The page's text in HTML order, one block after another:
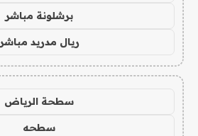
برشلونة مباشر
ريال مدريد مباشر
سطحة الرياض
سطحه